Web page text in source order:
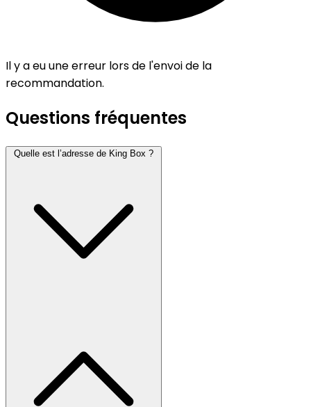
Il y a eu une erreur lors de l'envoi de la
recommandation.
Questions fréquentes
Quelle est l’adresse de King Box ?